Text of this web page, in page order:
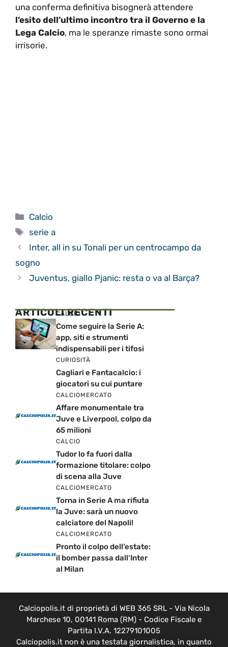
una conferma definitiva bisognerà attendere
l’esito dell’ultimo incontro tra il Governo e la
Lega Calcio, ma le speranze rimaste sono ormai
irrisorie.
Categorie
Calcio
Tag
serie a
Inter, all in su Tonali per un centrocampo da
sogno
Juventus, giallo Pjanic: resta o va al Barça?
ARTICOLI RECENTI
CALCIO
Come seguire la Serie A:
app, siti e strumenti
indispensabili per i tifosi
CURIOSITÀ
Cagliari e Fantacalcio: i
giocatori su cui puntare
CALCIOMERCATO
Affare monumentale tra
Juve e Liverpool, colpo da
65 milioni
CALCIO
Tudor lo fa fuori dalla
formazione titolare: colpo
di scena alla Juve
CALCIOMERCATO
Torna in Serie A ma rifiuta
la Juve: sarà un nuovo
calciatore del Napoli!
CALCIOMERCATO
Pronto il colpo dell’estate:
il bomber passa dall’Inter
al Milan
Calciopolis.it di proprietà di WEB 365 SRL - Via Nicola
Marchese 10, 00141 Roma (RM) - Codice Fiscale e
Partita I.V.A. 12279101005
Calciopolis.it non è una testata giornalistica, in quanto